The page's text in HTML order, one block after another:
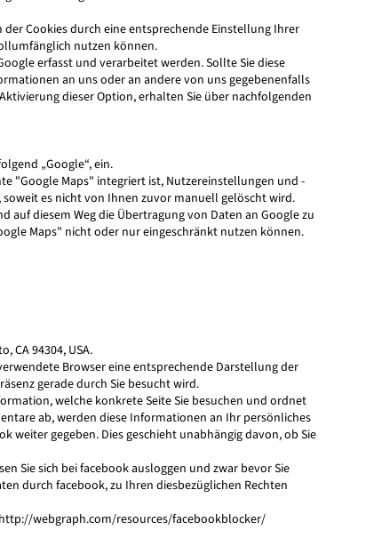
Cookies durch eine entsprechende Einstellung Ihrer
nutzen können.
erfasst und verarbeitet werden. Sollte Sie diese
an uns oder an andere von uns gegebenenfalls
dieser Option, erhalten Sie über nachfolgenden
„Google“, ein.
"Google Maps" integriert ist, Nutzereinstellungen und -
es nicht von Ihnen zuvor manuell gelöscht wird.
auf diesem Weg die Übertragung von Daten an Google zu
Maps" nicht oder nur eingeschränkt nutzen können.
CA 94304, USA.
Browser eine entsprechende Darstellung der
gerade durch Sie besucht wird.
welche konkrete Seite Sie besuchen und ordnet
ab, werden diese Informationen an Ihr persönliches
gegeben. Dies geschieht unabhängig davon, ob Sie
Sie sich bei facebook ausloggen und zwar bevor Sie
durch facebook, zu Ihren diesbezüglichen Rechten
http://webgraph.com/resources/facebookblocker/